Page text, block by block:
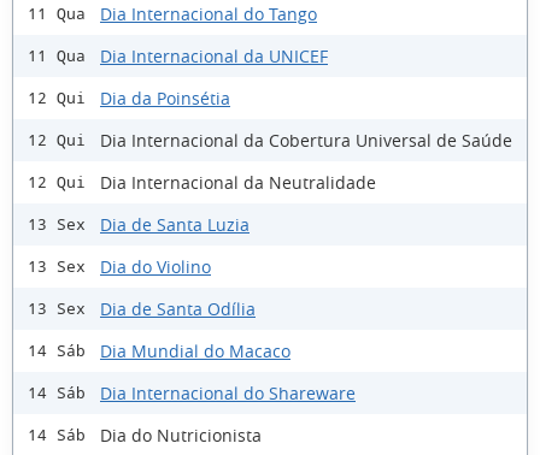
11 Qua Dia Internacional do Tango
11 Qua Dia Internacional da UNICEF
12 Qui Dia da Poinsétia
12 Qui Dia Internacional da Cobertura Universal de Saúde
12 Qui Dia Internacional da Neutralidade
13 Sex Dia de Santa Luzia
13 Sex Dia do Violino
13 Sex Dia de Santa Odília
14 Sáb Dia Mundial do Macaco
14 Sáb Dia Internacional do Shareware
14 Sáb Dia do Nutricionista